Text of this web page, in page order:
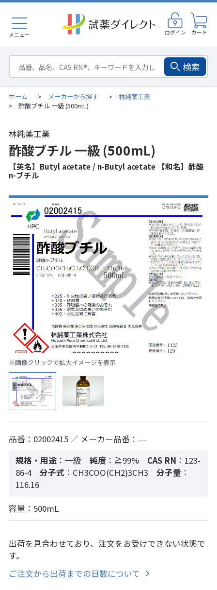
メニュー ログイン カート
検索
ホーム > メーカーから探す > 林純薬工業
> 酢酸ブチル 一級 (500mL)
林純薬工業
酢酸ブチル 一級 (500mL)
【英名】Butyl acetate / n-Butyl acetate 【和名】酢酸
n-ブチル
※画像クリックで拡大イメージを表示
品番：02002415 ／ メーカー品番：---
規格・用途 ：一級 純度：≧99% CAS RN ：123-
86-4
分子式 ：CH3COO(CH2)3CH3 分子量 ：
116.16
容量：500mL
出荷を見合わせており、注文をお受けできない状態で
す。
ご注文から出荷までの日数について